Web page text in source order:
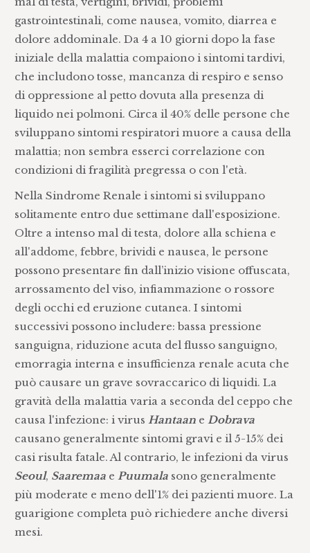
gastrointestinali, come nausea, vomito, diarrea e
dolore addominale. Da 4 a 10 giorni dopo la fase
iniziale della malattia compaiono i sintomi tardivi,
che includono tosse, mancanza di respiro e senso
di oppressione al petto dovuta alla presenza di
liquido nei polmoni. Circa il 40% delle persone che
sviluppano sintomi respiratori muore a causa della
malattia; non sembra esserci correlazione con
condizioni di fragilità pregressa o con l'età.
Nella Sindrome Renale i sintomi si sviluppano
solitamente entro due settimane dall'esposizione.
Oltre a intenso mal di testa, dolore alla schiena e
all'addome, febbre, brividi e nausea, le persone
possono presentare fin dall’inizio visione offuscata,
arrossamento del viso, infiammazione o rossore
degli occhi ed eruzione cutanea. I sintomi
successivi possono includere: bassa pressione
sanguigna, riduzione acuta del flusso sanguigno,
emorragia interna e insufficienza renale acuta che
può causare un grave sovraccarico di liquidi. La
gravità della malattia varia a seconda del ceppo che
causa l'infezione: i virusHantaan eDobrava
causano generalmente sintomi gravi e il 5-15% dei
casi risulta fatale. Al contrario, le infezioni da virus
Seoul, Saaremaa ePuumala sono generalmente
più moderate e meno dell'1% dei pazienti muore. La
guarigione completa può richiedere anche diversi
mesi.